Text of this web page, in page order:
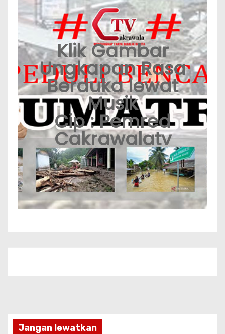
Klik Gambar
Ungkapan Rasa
Berduka lewat
Musik
Cip : Pemred
Cakrawalatv
Jangan lewatkan